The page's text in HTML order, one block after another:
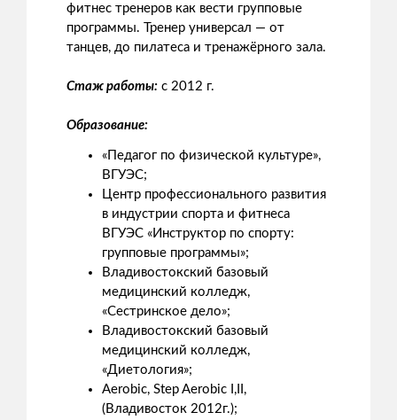
фитнес тренеров как вести групповые
программы. Тренер универсал — от
танцев, до пилатеса и тренажёрного зала.
Стаж работы: с 2012 г.
Образование:
«Педагог по физической культуре»,
ВГУЭС;
Центр профессионального развития
в индустрии спорта и фитнеса
ВГУЭС «Инструктор по спорту:
групповые программы»;
Владивостокский базовый
медицинский колледж,
«Сестринское дело»;
Владивостокский базовый
медицинский колледж,
«Диетология»;
Aerobic, Step Aerobic I,II,
(Владивосток 2012г.);